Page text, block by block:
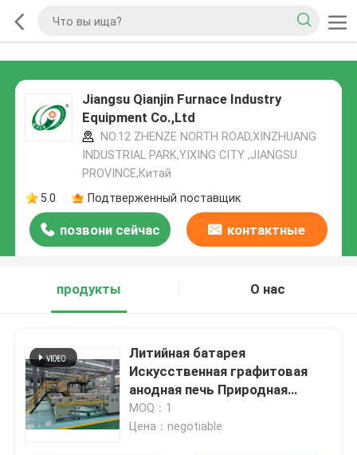
Jiangsu Qianjin Furnace Industry
Equipment Co.,Ltd
NO.12 ZHENZE NORTH ROAD,XINZHUANG
INDUSTRIAL PARK,YIXING CITY ,JIANGSU
PROVINCE,Китай
5.0
Подтверженный поставщик
позвони сейчас контактные
продукты
О нас
Литийная батарея
Искусственная графитовая
анодная печь Природная
графитовая анодная
роликовая печь Карбонизация
MOQ：1
Цена：negotiable